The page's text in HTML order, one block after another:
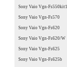
Sony Vaio Vgn-Fs550kit1
Sony Vaio Vgn-Fs570
Sony Vaio Vgn-Fs620
Sony Vaio Vgn-Fs620/W
Sony Vaio Vgn-Fs625
Sony Vaio Vgn-Fs625b